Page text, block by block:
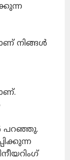
നിങ്ങള്‍
പറഞ്ഞു.